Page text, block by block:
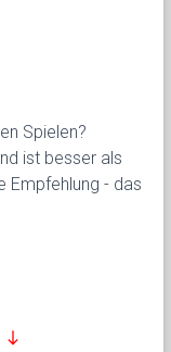
Spielen?
ist besser als
Empfehlung - das
south